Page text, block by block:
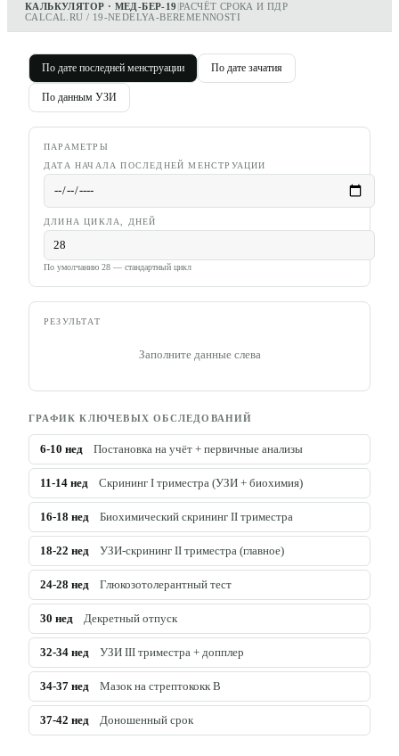
КАЛЬКУЛЯТОР · МЕД-БЕР-19 |РАСЧЁТ СРОКА И ПДР
CALCAL.RU / 19-NEDELYA-BEREMENNOSTI
По дате последней менструации По дате зачатия
По данным УЗИ
ПАРАМЕТРЫ
ДАТА НАЧАЛА ПОСЛЕДНЕЙ МЕНСТРУАЦИИ
ДЛИНА ЦИКЛА, ДНЕЙ
По умолчанию 28 — стандартный цикл
РЕЗУЛЬТАТ
Заполните данные слева
ГРАФИК КЛЮЧЕВЫХ ОБСЛЕДОВАНИЙ
6-10 нед Постановка на учёт + первичные анализы
11-14 нед Скрининг I триместра (УЗИ + биохимия)
16-18 нед Биохимический скрининг II триместра
18-22 нед УЗИ-скрининг II триместра (главное)
24-28 нед Глюкозотолерантный тест
30 нед Декретный отпуск
32-34 нед УЗИ III триместра + допплер
34-37 нед Мазок на стрептококк B
37-42 нед Доношенный срок